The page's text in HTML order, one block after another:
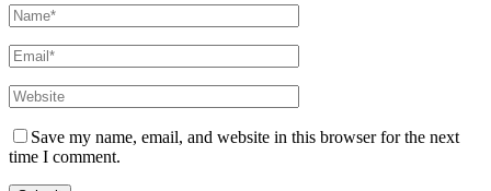
Save my name, email, and website in this browser for the next
time I comment.